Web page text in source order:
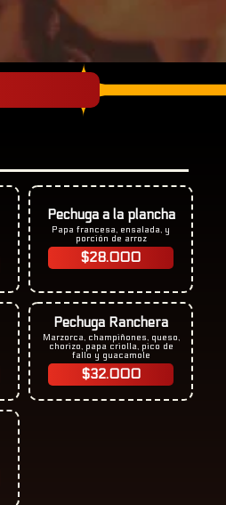
Pechuga a la plancha
Papa francesa, ensalada, y
porción de arroz
$28.000
Pechuga Ranchera
Marzorca, champiñones, queso,
chorizo, papa criolla, pico de
fallo y guacamole
$32.000